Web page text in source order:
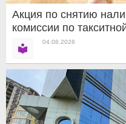
Акция по снятию
комиссии по
04.08.2026